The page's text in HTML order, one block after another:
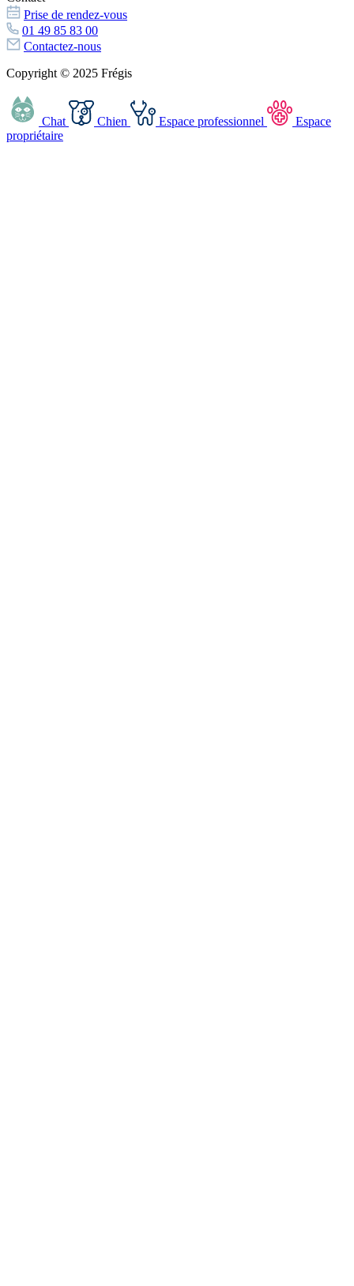
Prise de rendez-vous
01 49 85 83 00
Contactez-nous
Copyright © 2025 Frégis
Chat Chien Espace professionnel
Espace
propriétaire